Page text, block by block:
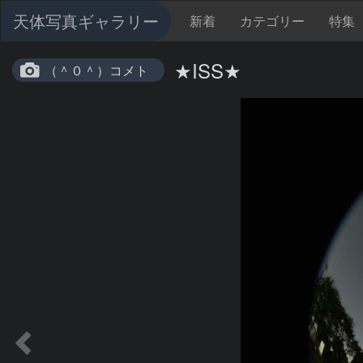
天体写真ギャラリー 新着 カテゴリー 特集
（＾０＾）コメト ★ISS★